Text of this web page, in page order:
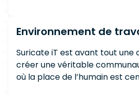
Environnement de
Suricate iT est avant tout une
créer une véritable
où la place de l’humain est